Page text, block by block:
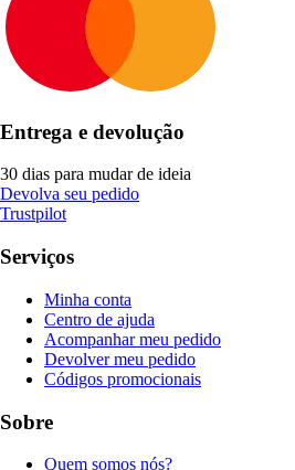
Entrega e devolução
30 dias para mudar de ideia
Devolva seu pedido
Trustpilot
Serviços
Minha conta
Centro de ajuda
Acompanhar meu pedido
Devolver meu pedido
Códigos promocionais
Sobre
Quem somos nós?